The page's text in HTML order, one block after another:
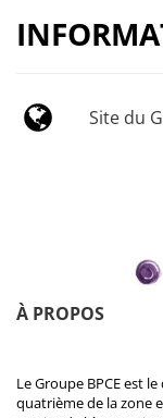
Site du
À PROPOS
Le Groupe BPCE est
quatrième de la zone